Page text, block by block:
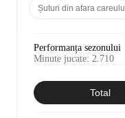
Șuturi din afara
Performanța sezonului
Minute jucate: 2.710
Total